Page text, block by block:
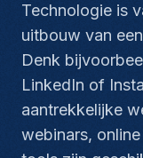
Technologie is
uitbouw van
Denk
LinkedIn of
aantrekkelijke
webinars,